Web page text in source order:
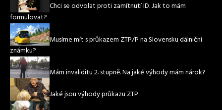
Chci se odvolat proti zamítnutí ID. Jak to mám
formulovat?
Musíme mít s průkazem ZTP/P na Slovensku dálniční
známku?
Mám invaliditu 2. stupně. Na jaké výhody mám nárok?
Jaké jsou výhody průkazu ZTP